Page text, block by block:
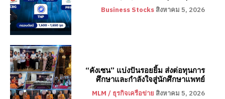
Business Stocks สิงหาคม 5, 2026
“คังเซน” แบ่งปันรอยยิ้ม ส่งต่อทุนการ
ศึกษาและกำลังใจสู่นักศึกษาแพทย์
MLM / ธุรกิจเครือข่าย สิงหาคม 5, 2026